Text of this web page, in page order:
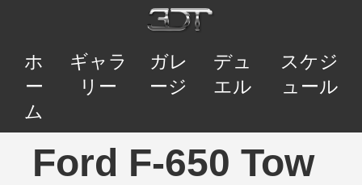
ホ
ー
ム
ギャラ
リー
ガレ
ージ
デュ
エル
スケジ
ュール
Ford F-650 Tow